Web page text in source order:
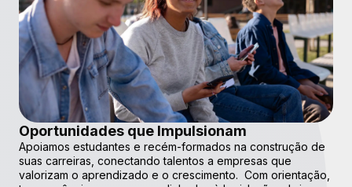
Oportunidades que Impulsionam
Apoiamos estudantes e recém-formados na construção de
suas carreiras, conectando talentos a empresas que
valorizam o aprendizado e o crescimento. Com orientação,